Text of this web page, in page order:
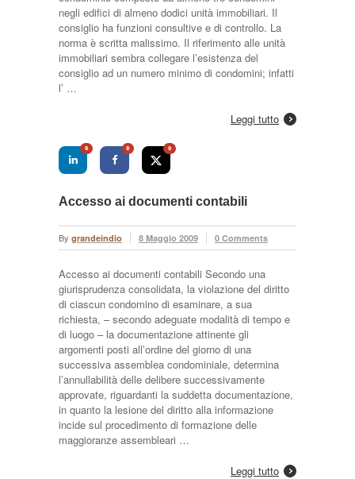
negli edifici di almeno dodici unità immobiliari. Il
consiglio ha funzioni consultive e di controllo. La
norma è scritta malissimo. Il riferimento alle unità
immobiliari sembra collegare l’esistenza del
consiglio ad un numero minimo di condomini; infatti
l’ …
Leggi tutto
0 0 0
Accesso ai documenti contabili
By grandeindio 8 Maggio 2009 0 Comments
Accesso ai documenti contabili Secondo una
giurisprudenza consolidata, la violazione del diritto
di ciascun condomino di esaminare, a sua
richiesta, – secondo adeguate modalità di tempo e
di luogo – la documentazione attinente gli
argomenti posti all’ordine del giorno di una
successiva assemblea condominiale, determina
l’annullabilità delle delibere successivamente
approvate, riguardanti la suddetta documentazione,
in quanto la lesione del diritto alla informazione
incide sul procedimento di formazione delle
maggioranze assembleari …
Leggi tutto